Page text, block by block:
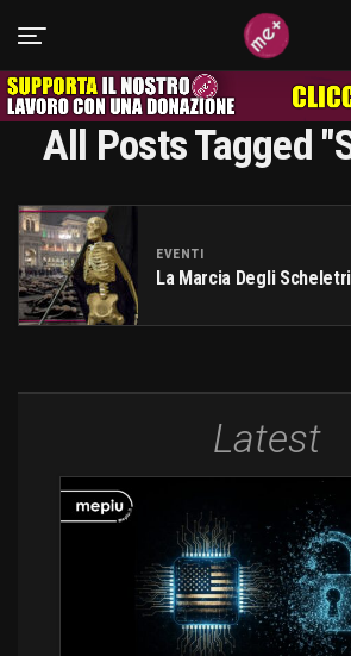
All Posts Tagged
EVENTI
La Marcia Degli
Latest